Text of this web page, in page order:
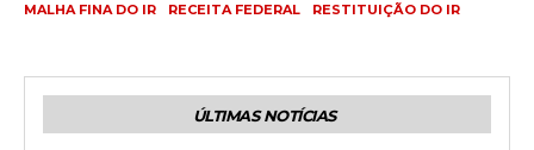
MALHA FINA DO IR
RECEITA FEDERAL RESTITUIÇÃO DO IR
ÚLTIMAS NOTÍCIAS